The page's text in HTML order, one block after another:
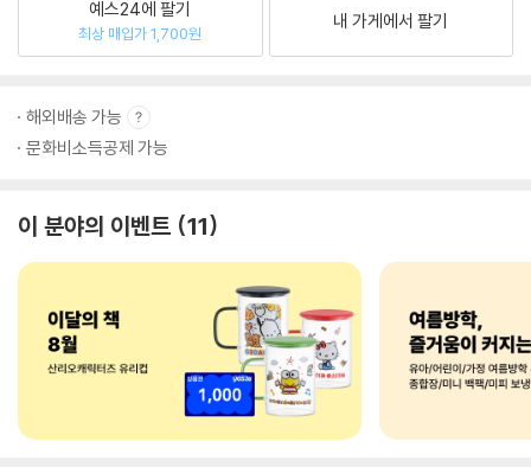
예스24에 팔기
최상 매입가 1,700원
내 가게에서 팔기
해외배송 가능
문화비소득공제 가능
이 분야의 이벤트 11